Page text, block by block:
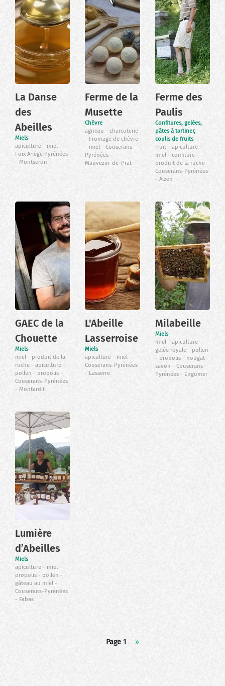
La Danse
des
Abeilles
Miels
apiculture
miel
Foix Ariège Pyrénées
Montseron
Ferme de la
Musette
Chèvre
agneau
charcuterie
Fromage de chèvre
miel
Couserans-
Pyrénées
Mauvezin-de-Prat
Ferme des
Paulis
Confitures, gelées,
pâtes à tartiner,
coulis de fruits
fruit
apiculture
miel
confiture
produit de la ruche
Couserans-Pyrénées
Alzen
GAEC de la
Chouette
Miels
miel
produit de la
ruche
apiculture
pollen
propolis
Couserans-Pyrénées
Montardit
L'Abeille
Lasserroise
Miels
apiculture
miel
Couserans-Pyrénées
Lasserre
Milabeille
Miels
miel
apiculture
gelée royale
pollen
propolis
nougat
savon
Couserans-
Pyrénées
Engomer
Lumière
d’Abeilles
Miels
apiculture
miel
propolis
pollen
gâteau au miel
Couserans-Pyrénées
Fabas
Page 1
Page
››